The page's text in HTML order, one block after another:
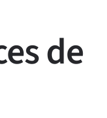
de